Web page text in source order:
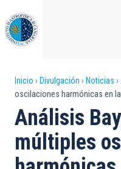
al
contenido
principal
Sobrescribir
enlaces
de
ayuda
Inicio Divulgación Noticias
oscilaciones harmónicas en la
Análisis
múltiples